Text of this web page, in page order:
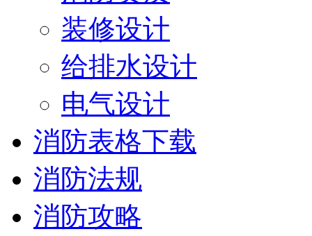
装修设计
给排水设计
电气设计
消防表格下载
消防法规
消防攻略